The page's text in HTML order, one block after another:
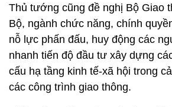
Thủ tướng cũng đề nghị Bộ Giao
Bộ, ngành chức năng, chính
nỗ lực phấn đấu, huy động các
nhanh tiến độ đầu tư xây dựng
cấu hạ tầng kinh tế-xã hội trong
các công trình giao thông.